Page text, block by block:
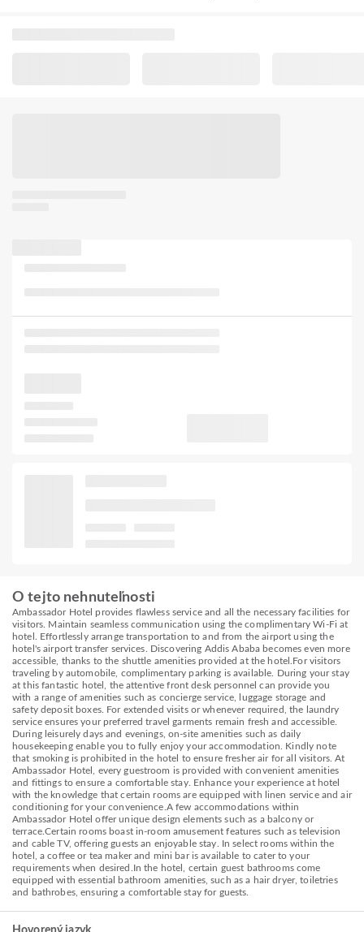
O tejto nehnuteľnosti
Ambassador Hotel provides flawless service and all the necessary facilities for
visitors. Maintain seamless communication using the complimentary Wi-Fi at
hotel. Effortlessly arrange transportation to and from the airport using the
hotel's airport transfer services. Discovering Addis Ababa becomes even more
accessible, thanks to the shuttle amenities provided at the hotel.For visitors
traveling by automobile, complimentary parking is available. During your stay
at this fantastic hotel, the attentive front desk personnel can provide you
with a range of amenities such as concierge service, luggage storage and
safety deposit boxes. For extended visits or whenever required, the laundry
service ensures your preferred travel garments remain fresh and accessible.
During leisurely days and evenings, on-site amenities such as daily
housekeeping enable you to fully enjoy your accommodation. Kindly note
that smoking is prohibited in the hotel to ensure fresher air for all visitors. At
Ambassador Hotel, every guestroom is provided with convenient amenities
and fittings to ensure a comfortable stay. Enhance your experience at hotel
with the knowledge that certain rooms are equipped with linen service and air
conditioning for your convenience.A few accommodations within
Ambassador Hotel offer unique design elements such as a balcony or
terrace.Certain rooms boast in-room amusement features such as television
and cable TV, offering guests an enjoyable stay. In select rooms within the
hotel, a coffee or tea maker and mini bar is available to cater to your
requirements when desired.In the hotel, certain guest bathrooms come
equipped with essential bathroom amenities, such as a hair dryer, toiletries
and bathrobes, ensuring a comfortable stay for guests.